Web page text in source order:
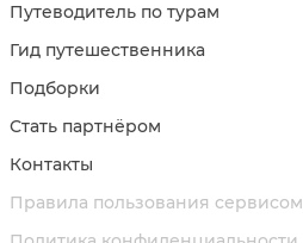
Путеводитель по турам
Гид путешественника
Подборки
Стать партнёром
Контакты
Правила пользования сервисом